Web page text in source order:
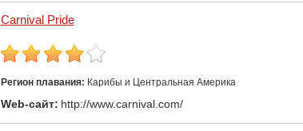
Carnival Pride
Регион плавания: Карибы и Центральная Америка
Web-сайт: http://www.carnival.com/